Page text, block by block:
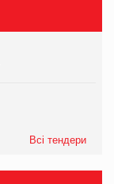
Всі тендери